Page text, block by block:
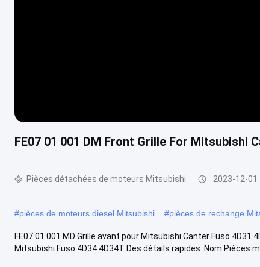
FE07 01 001 DM Front Grille For Mitsubishi
Pièces détachées de moteurs Mitsubishi 2023-12-01
#pièces de moteurs diesel Mitsubishi #pièces de rechange
FE07 01 001 MD Grille avant pour Mitsubishi Canter Fuso 4D31
Mitsubishi Fuso 4D34 4D34T Des détails rapides: Nom Pièces